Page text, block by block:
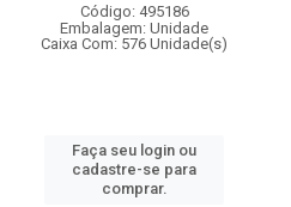
Código: 495186
Embalagem: Unidade
Caixa Com: 576 Unidade(s)
Faça seu login ou
cadastre-se para
comprar.